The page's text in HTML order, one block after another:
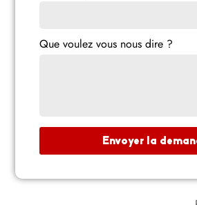
Que voulez vous nous dire ?
Envoyer la